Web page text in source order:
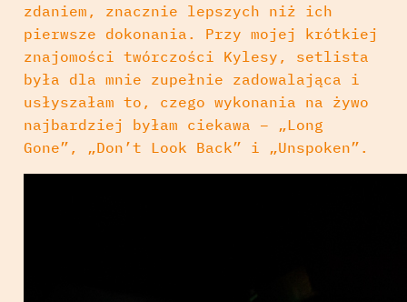
zdaniem, znacznie lepszych niż ich
pierwsze dokonania. Przy mojej krótkiej
znajomości twórczości Kylesy, setlista
była dla mnie zupełnie zadowalająca i
usłyszałam to, czego wykonania na żywo
najbardziej byłam ciekawa – „Long
Gone”, „Don’t Look Back” i „Unspoken”.